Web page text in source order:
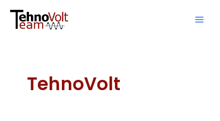
TehnoVolt